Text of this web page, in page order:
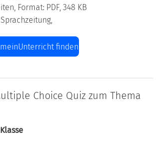
Format: PDF, 348 KB
finden
Choice Quiz zum Thema